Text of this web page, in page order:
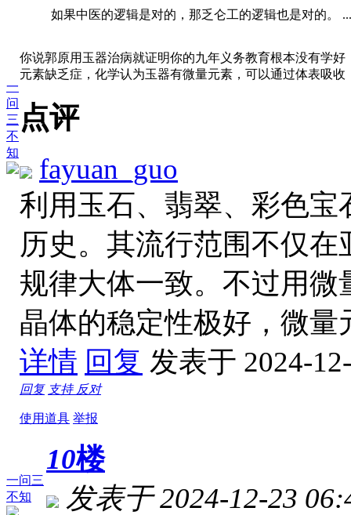
一
问
三
不
知
如果中医的逻辑是对的，那乏仑工的逻辑也是对的。 ...
你说郭原用玉器治病就证明你的九年义务教育根本没有学
元素缺乏症，化学认为玉器有微量元素，可以通过体表吸
点评
fayuan_guo
利用玉石、翡翠、彩色
历史。其流行范围不仅
规律大体一致。不过用
晶体的稳定性极好，微
详情 回复 发表于 2024-
回复 支持 反对
使用道具 举报
一问三
不知
10楼
发表于 2024-12-23